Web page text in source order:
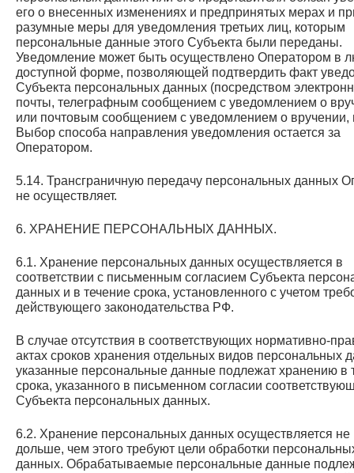
его о внесенных изменениях и предпринятых мерах и
разумные меры для уведомления третьих лиц, которым
персональные данные этого Субъекта были переданы.
Уведомление может быть осуществлено Оператором в
доступной форме, позволяющей подтвердить факт
Субъекта персональных данных (посредством
почты, телеграфным сообщением с уведомлением о
или почтовым сообщением с уведомлением о вручении,
Выбор способа направления уведомления остается за
Оператором.
5.14. Трансграничную передачу персональных данных
не осуществляет.
6. ХРАНЕНИЕ ПЕРСОНАЛЬНЫХ ДАННЫХ.
6.1. Хранение персональных данных осуществляется в
соответствии с письменным согласием Субъекта
данных и в течение срока, установленного с учетом
действующего законодательства РФ.
В случае отсутствия в соответствующих нормативно-
актах сроков хранения отдельных видов персональных
указанные персональные данные подлежат хранению в
срока, указанного в письменном согласии
Субъекта персональных данных.
6.2. Хранение персональных данных осуществляется не
дольше, чем этого требуют цели обработки
данных. Обрабатываемые персональные данные